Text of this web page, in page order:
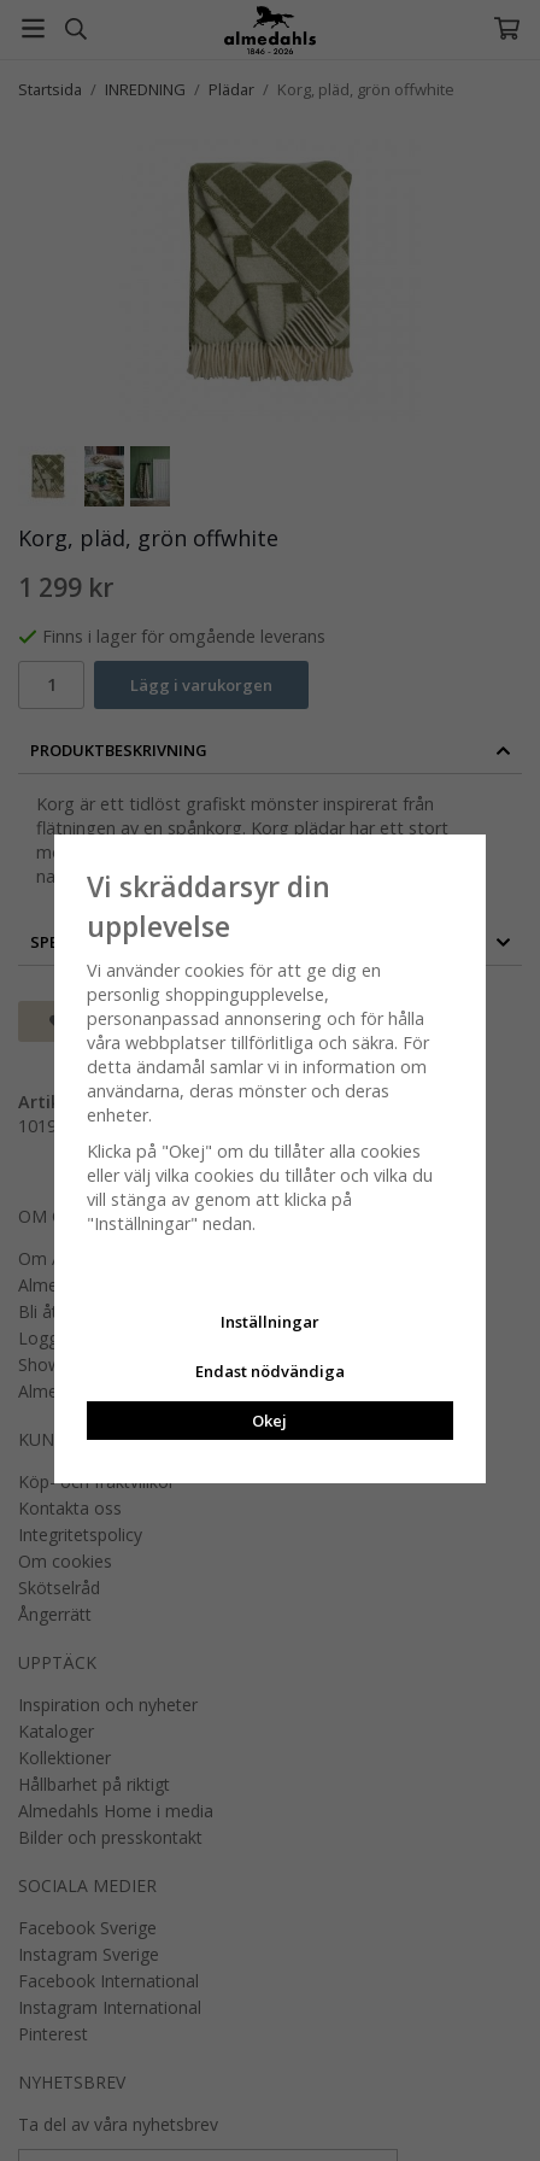
Startsida / INREDNING / Plädar / Korg, pläd, grön offwhite
Korg, pläd, grön offwhite
1 299 kr
Finns i lager för omgående leverans
Lägg i varukorgen
PRODUKTBESKRIVNING
Korg är ett tidlöst grafiskt mönster inspirerat från
flätningen av en spånkorg. Korg plädar har ett stort
mönster, och upplevs mjukt med dess utpräglade
naturkänsla.
SPECIFIKATION
Spara som favorit
Artikelnummer:
101998-0038
OM OSS
Om Almedahls
Almedahls designers
Bli återförsäljare
Logga in B2B
Showroom
Almedahls offentlig miljö
KUNDSERVICE
Köp- och fraktvillkor
Kontakta oss
Integritetspolicy
Om cookies
Skötselråd
Ångerrätt
UPPTÄCK
Inspiration och nyheter
Kataloger
Kollektioner
Hållbarhet på riktigt
Almedahls Home i media
Bilder och presskontakt
SOCIALA MEDIER
Facebook Sverige
Instagram Sverige
Facebook International
Instagram International
Pinterest
NYHETSBREV
Ta del av våra nyhetsbrev
Vi skräddarsyr din
upplevelse
Vi använder cookies för att ge dig en
personlig shoppingupplevelse,
personanpassad annonsering och för hålla
våra webbplatser tillförlitliga och säkra. För
detta ändamål samlar vi in information om
användarna, deras mönster och deras
enheter.
Klicka på "Okej" om du tillåter alla cookies
eller välj vilka cookies du tillåter och vilka du
vill stänga av genom att klicka på
"Inställningar" nedan.
Inställningar
Endast nödvändiga
Okej